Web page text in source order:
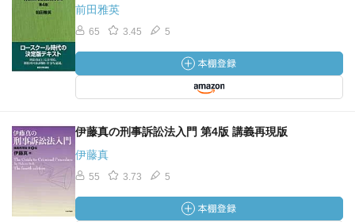
前田雅英
65 3.45 5
伊藤真の刑事訴訟法入門 第4版 講義再現版
伊藤真
55 3.73 5